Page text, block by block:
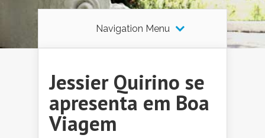
Navigation Menu
Jessier Quirino se
apresenta em Boa
Viagem